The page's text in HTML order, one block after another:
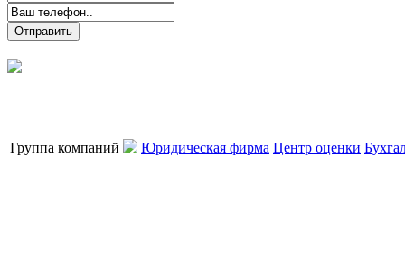
Группа компаний Юридическая фирма Центр оценки